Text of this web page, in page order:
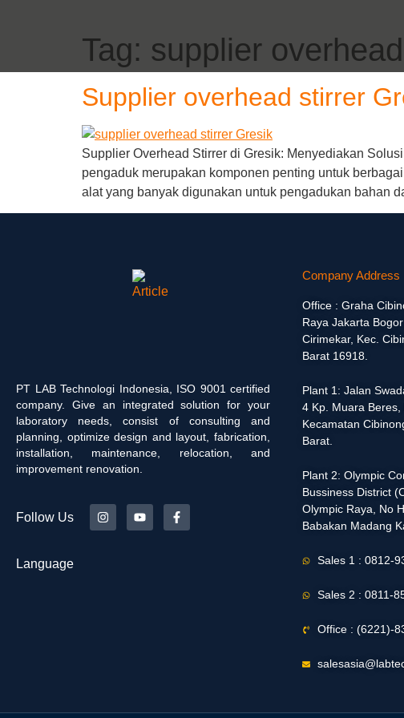
Tag: supplier
Supplier overhead stirrer
Supplier Overhead Stirrer di Gresik: Menyediakan
pengaduk merupakan komponen penting untuk
alat yang banyak digunakan untuk pengadukan bahan
PT LAB Technologi Indonesia, ISO 9001 certified
company. Give an integrated solution for your
laboratory needs, consist of consulting and
planning, optimize design and layout, fabrication,
installation, maintenance, relocation, and
improvement renovation.
Follow Us
Language
Company Address
Office : Graha
Raya Jakarta
Cirimekar, Kec.
Barat 16918.
Plant 1: Jalan
4 Kp. Muara
Kecamatan
Barat.
Plant 2: Olympic
Bussiness District
Olympic Raya, No
Babakan Madang
Sales 1 : 0812-
Sales 2 : 0811-
Office : (6221)-